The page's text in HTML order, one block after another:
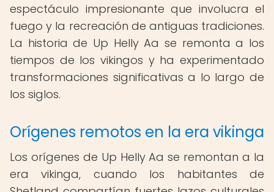
espectáculo impresionante que involucra el
fuego y la recreación de antiguas tradiciones.
La historia de Up Helly Aa se remonta a los
tiempos de los vikingos y ha experimentado
transformaciones significativas a lo largo de
los siglos.
Orígenes remotos en la era vikinga
Los orígenes de Up Helly Aa se remontan a la
era vikinga, cuando los habitantes de